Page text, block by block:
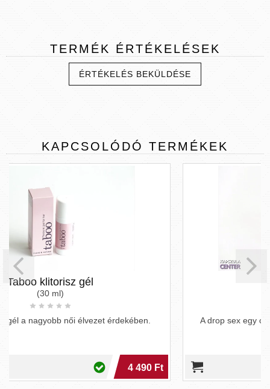
TERMÉK ÉRTÉKELÉSEK
ÉRTÉKELÉS BEKÜLDÉSE
KAPCSOLÓDÓ TERMÉKEK
érdekében. A drop sex egy csombord tartalmú